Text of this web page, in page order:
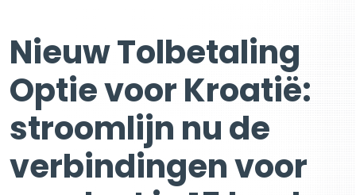
Nieuw Tolbetaling
Optie voor Kroatië:
stroomlijn nu de
verbindingen voor